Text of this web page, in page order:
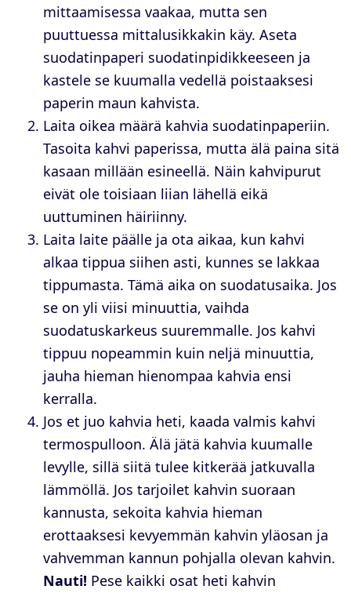
mittaamisessa vaakaa, mutta sen
puuttuessa mittalusikkakin käy. Aseta
suodatinpaperi suodatinpidikkeeseen ja
kastele se kuumalla vedellä poistaaksesi
paperin maun kahvista.
Laita oikea määrä kahvia suodatinpaperiin.
Tasoita kahvi paperissa, mutta älä paina sitä
kasaan millään esineellä. Näin kahvipurut
eivät ole toisiaan liian lähellä eikä
uuttuminen häiriinny.
Laita laite päälle ja ota aikaa, kun kahvi
alkaa tippua siihen asti, kunnes se lakkaa
tippumasta. Tämä aika on suodatusaika. Jos
se on yli viisi minuuttia, vaihda
suodatuskarkeus suuremmalle. Jos kahvi
tippuu nopeammin kuin neljä minuuttia,
jauha hieman hienompaa kahvia ensi
kerralla.
Jos et juo kahvia heti, kaada valmis kahvi
termospulloon. Älä jätä kahvia kuumalle
levylle, sillä siitä tulee kitkerää jatkuvalla
lämmöllä. Jos tarjoilet kahvin suoraan
kannusta, sekoita kahvia hieman
erottaaksesi kevyemmän kahvin yläosan ja
vahvemman kannun pohjalla olevan kahvin.
Nauti! Pese kaikki osat heti kahvin